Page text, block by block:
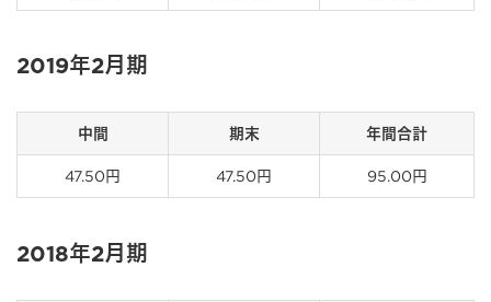
2019年2月期
中間 期末 年間合計
47.50円 47.50円 95.00円
2018年2月期